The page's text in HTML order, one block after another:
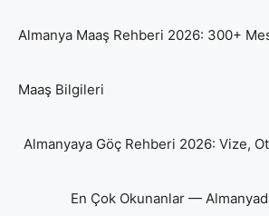
Almanya Maaş Rehberi 2026: 300+
Maaş Bilgileri
Almanyaya Göç Rehberi 2026: Vize,
En Çok Okunanlar —